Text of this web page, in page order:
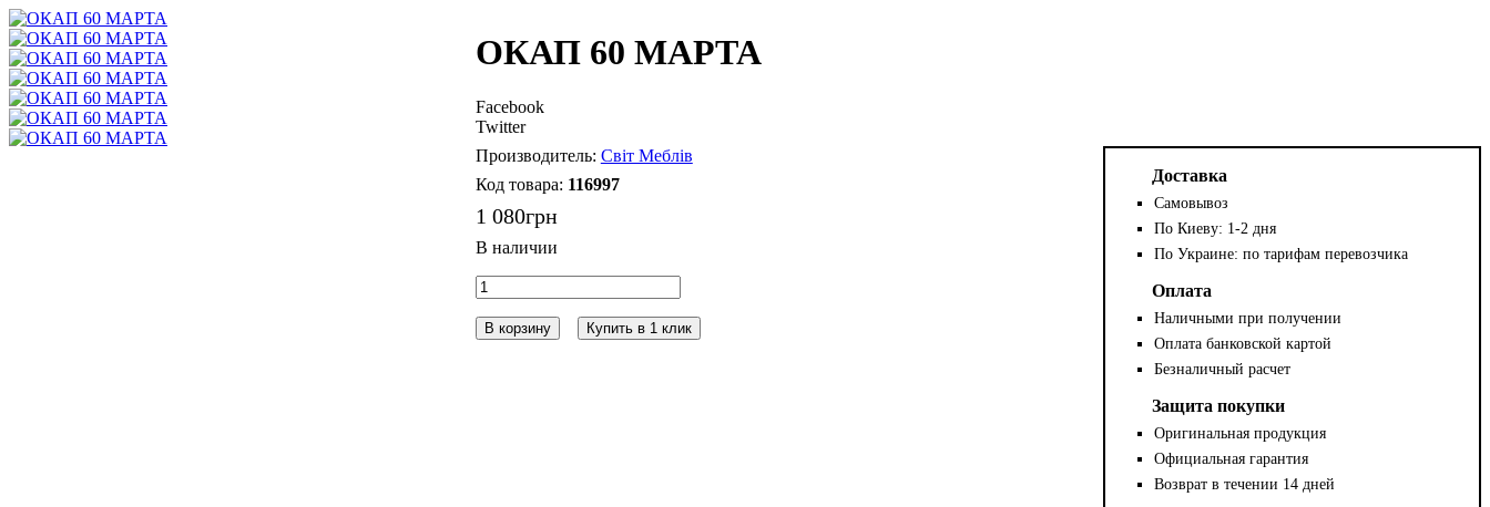
ОКАП 60 МАРТА
Facebook
Twitter
Світ Меблів
116997
1 080грн
В корзину Купить в 1 клик
Доставка
Самовывоз
По Киеву: 1-2 дня
По Украине: по тарифам перевозчика
Оплата
Наличными при получении
Оплата банковской картой
Безналичный расчет
Защита покупки
Оригинальная продукция
Официальная гарантия
Возврат в течении 14 дней